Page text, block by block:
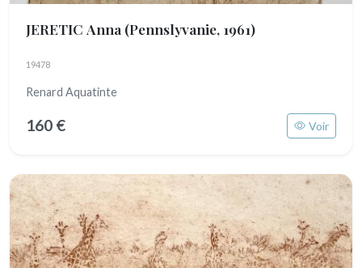
JERETIC Anna (Pennslyvanie, 1961)
19478
Renard Aquatinte
160 € Voir